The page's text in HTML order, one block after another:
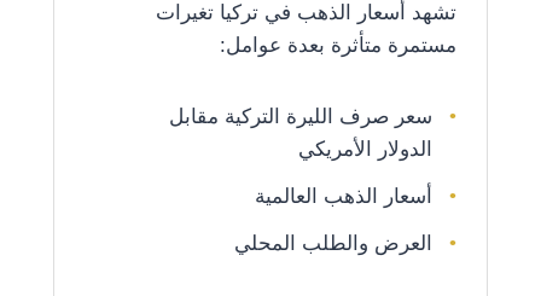
تشهد أسعار الذهب في تركيا تغيرات
مستمرة متأثرة بعدة عوامل:
سعر صرف الليرة التركية مقابل
الدولار الأمريكي
أسعار الذهب العالمية
العرض والطلب المحلي